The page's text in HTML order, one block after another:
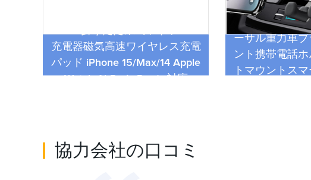
充電器磁気高速ワイヤレス充電
パッド iPhone 15/Max/14 Apple
Watch AirPods Pro に対応
360 角度調整
ーサル重力車
ント携帯電話
トマウントス
協力会社の口コミ